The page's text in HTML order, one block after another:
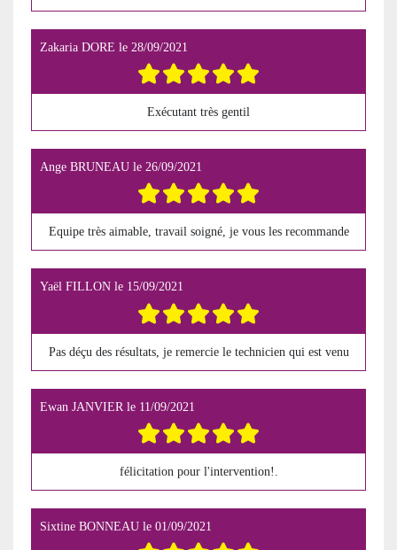
Zakaria DORE le 28/09/2021
Exécutant très gentil
Ange BRUNEAU le 26/09/2021
Equipe très aimable, travail soigné, je vous les recommande
Yaël FILLON le 15/09/2021
Pas déçu des résultats, je remercie le technicien qui est venu
Ewan JANVIER le 11/09/2021
félicitation pour l'intervention!.
Sixtine BONNEAU le 01/09/2021